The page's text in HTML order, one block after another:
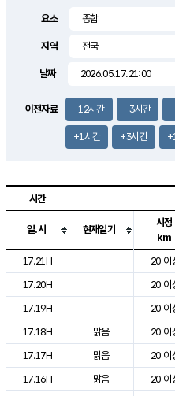
2.1m/s
요소
지역
날짜
이전자료 -12시간 -3시간
+1시간 +3시간
도시별 기상실황표로 지점, 날씨,
시간
일.시 현재일기
시정
km
17.21H
20 이
17.20H
20 이
17.19H
20 이
17.18H
맑음 20 이
17.17H
맑음 20 이
17.16H
맑음 20 이